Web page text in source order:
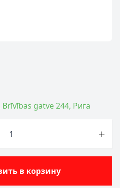
gatve 244, Рига
в корзину